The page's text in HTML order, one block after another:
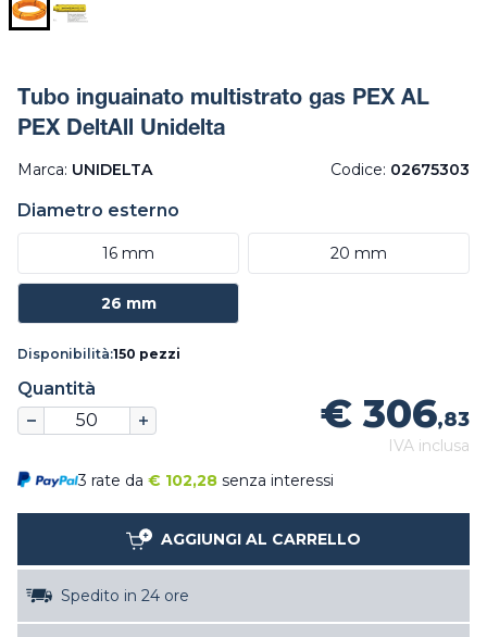
Tubo inguainato multistrato gas PEX AL
PEX DeltAll Unidelta
Marca: UNIDELTA Codice: 02675303
Diametro esterno
16 mm 20 mm
26 mm
Disponibilità:150 pezzi
Quantità
€ 306,83
IVA inclusa
3 rate da € 102,28 senza interessi
AGGIUNGI AL CARRELLO
Spedito in 24 ore